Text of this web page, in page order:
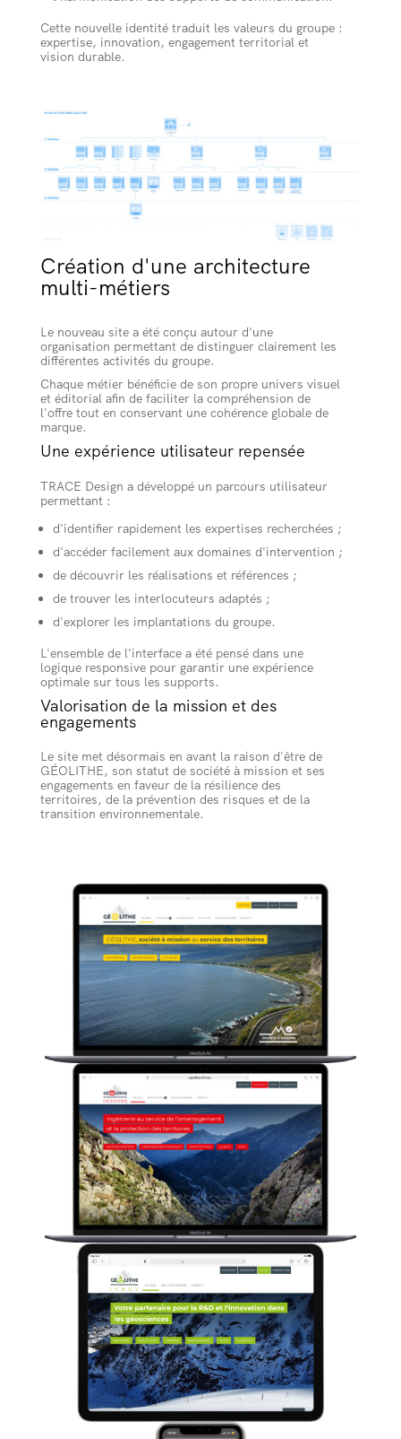
Cette nouvelle identité traduit les valeurs du groupe :
expertise, innovation, engagement territorial et
vision durable.
Création d'une architecture
multi-métiers
Le nouveau site a été conçu autour d'une
organisation permettant de distinguer clairement les
différentes activités du groupe.
Chaque métier bénéficie de son propre univers visuel
et éditorial afin de faciliter la compréhension de
l'offre tout en conservant une cohérence globale de
marque.
Une expérience utilisateur repensée
TRACE Design a développé un parcours utilisateur
permettant :
d'identifier rapidement les expertises recherchées ;
d'accéder facilement aux domaines d'intervention ;
de découvrir les réalisations et références ;
de trouver les interlocuteurs adaptés ;
d'explorer les implantations du groupe.
L'ensemble de l'interface a été pensé dans une
logique responsive pour garantir une expérience
optimale sur tous les supports.
Valorisation de la mission et des
engagements
Le site met désormais en avant la raison d'être de
GÉOLITHE, son statut de société à mission et ses
engagements en faveur de la résilience des
territoires, de la prévention des risques et de la
transition environnementale.